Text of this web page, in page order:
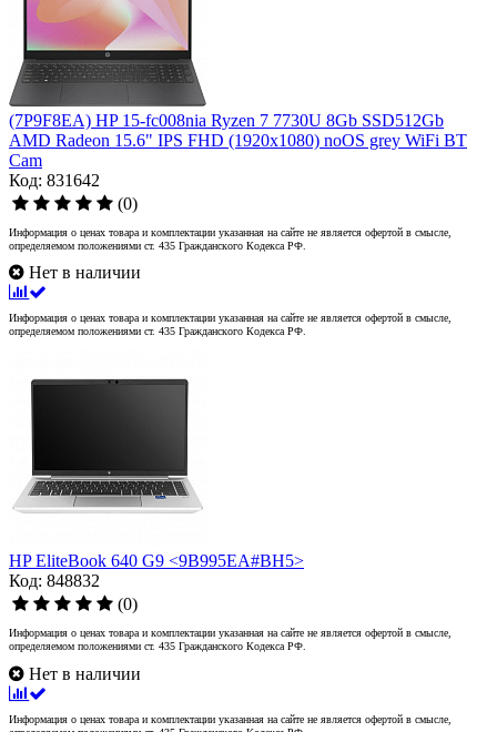
(7P9F8EA) HP 15-fc008nia Ryzen 7 7730U 8Gb SSD512Gb
AMD Radeon 15.6" IPS FHD (1920x1080) noOS grey WiFi BT
Cam
Код: 831642
(0)
Информация о ценах товара и комплектации указанная на сайте не является офертой в смысле,
определяемом положениями ст. 435 Гражданского Кодекса РФ.
Нет в наличии
Информация о ценах товара и комплектации указанная на сайте не является офертой в смысле,
определяемом положениями ст. 435 Гражданского Кодекса РФ.
HP EliteBook 640 G9 <9B995EA#BH5>
Код: 848832
(0)
Информация о ценах товара и комплектации указанная на сайте не является офертой в смысле,
определяемом положениями ст. 435 Гражданского Кодекса РФ.
Нет в наличии
Информация о ценах товара и комплектации указанная на сайте не является офертой в смысле,